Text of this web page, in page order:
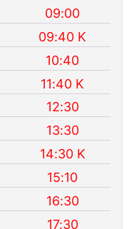
09:00
09:40 K
10:40
11:40 K
12:30
13:30
14:30 K
15:10
16:30
17:30